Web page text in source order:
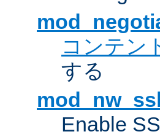
コンテン
する
mod_nw_ssl
Enable